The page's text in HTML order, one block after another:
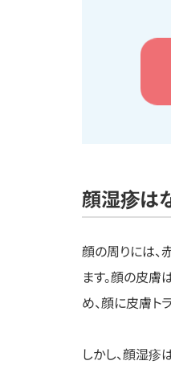
顔湿疹は
顔の周りには、
ます。顔の皮
め、顔に皮膚ト
しかし、顔湿疹